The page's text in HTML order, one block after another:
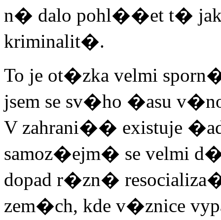
n� dalo pohl��et t�
kriminalit�.
To je ot�zka velmi
jsem se sv�ho �asu
V zahrani�� existuje
samoz�ejm� se velmi
dopad r�zn�
zem�ch, kde v�znice